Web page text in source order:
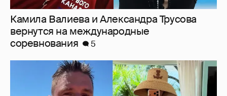
Камила Валиева и Александра Трусова
вернутся на международные
соревнования
5